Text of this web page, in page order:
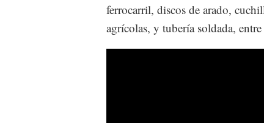
ferrocarril, discos de arado,
agrícolas, y tubería soldada,